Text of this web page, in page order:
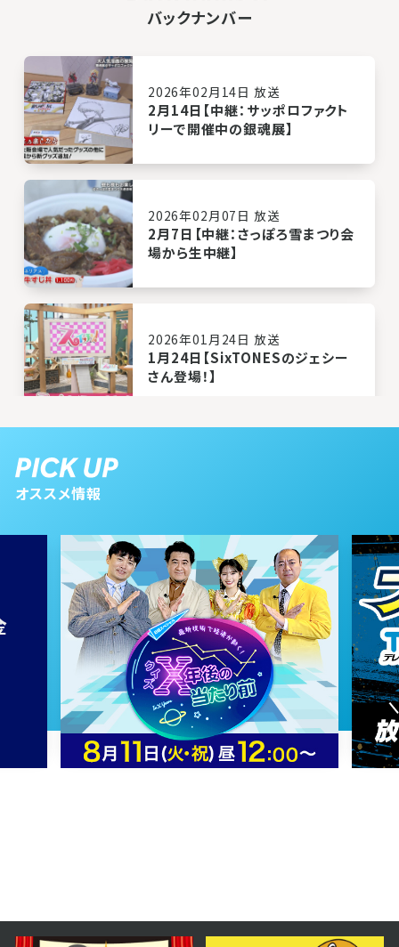
バックナンバー
2026年02月14日 放送
2月14日【中継：サッポロファクト
リーで開催中の銀魂展】
2026年02月07日 放送
2月7日【中継：さっぽろ雪まつり会
場から生中継】
2026年01月24日 放送
1月24日【SixTONESのジェシー
さん登場！】
2026年01月10日 放送
1月10日【とっても癒されるナニコ
レ！？なアイテムを紹介！】
2025年12月20日 放送
12月20日【中継：メガネサロンル
ック】
オススメ情報